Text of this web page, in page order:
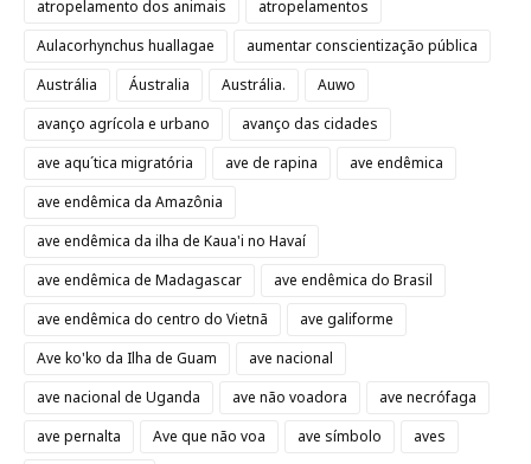
atropelamento dos animais
atropelamentos
Aulacorhynchus huallagae
aumentar conscientização pública
Austrália
Áustralia Austrália.
Auwo
avanço agrícola e urbano
avanço das cidades
ave aqu´tica migratória
ave de rapina
ave endêmica
ave endêmica da Amazônia
ave endêmica da ilha de Kaua'i no Havaí
ave endêmica de Madagascar
ave endêmica do Brasil
ave endêmica do centro do Vietnã
ave galiforme
Ave ko'ko da Ilha de Guam
ave nacional
ave nacional de Uganda
ave não voadora
ave necrófaga
ave pernalta
Ave que não voa ave símbolo
aves